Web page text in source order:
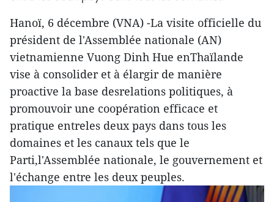
Hanoï, 6 décembre (VNA) -La visite officielle du
président de l'Assemblée nationale (AN)
vietnamienne Vuong Dinh Hue enThaïlande
vise à consolider et à élargir de manière
proactive la base desrelations politiques, à
promouvoir une coopération efficace et
pratique entreles deux pays dans tous les
domaines et les canaux tels que le
Parti,l'Assemblée nationale, le gouvernement et
l'échange entre les deux peuples.